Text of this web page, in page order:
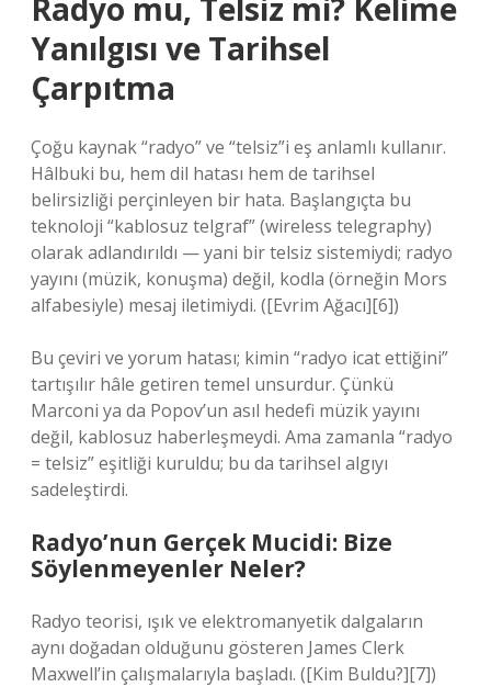
Radyo mu, Telsiz mi? Kelime
Yanılgısı ve Tarihsel
Çarpıtma
Çoğu kaynak “radyo” ve “telsiz”i eş anlamlı kullanır.
Hâlbuki bu, hem dil hatası hem de tarihsel
belirsizliği perçinleyen bir hata. Başlangıçta bu
teknoloji “kablosuz telgraf” (wireless telegraphy)
olarak adlandırıldı — yani bir telsiz sistemiydi; radyo
yayını (müzik, konuşma) değil, kodla (örneğin Mors
alfabesiyle) mesaj iletimiydi. ([Evrim Ağacı][6])
Bu çeviri ve yorum hatası; kimin “radyo icat ettiğini”
tartışılır hâle getiren temel unsurdur. Çünkü
Marconi ya da Popov’un asıl hedefi müzik yayını
değil, kablosuz haberleşmeydi. Ama zamanla “radyo
= telsiz” eşitliği kuruldu; bu da tarihsel algıyı
sadeleştirdi.
Radyo’nun Gerçek Mucidi: Bize
Söylenmeyenler Neler?
Radyo teorisi, ışık ve elektromanyetik dalgaların
aynı doğadan olduğunu gösteren James Clerk
Maxwell’in çalışmalarıyla başladı. ([Kim Buldu?][7])